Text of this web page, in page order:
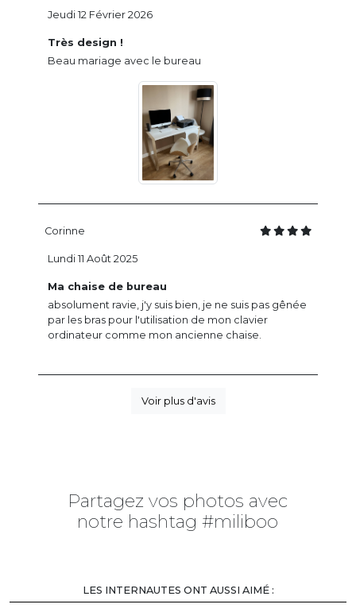
Très design !
Beau mariage avec le bureau
Jeudi 12 Février 2026
Corinne
Ma chaise de bureau
absolument ravie, j'y suis bien, je ne suis pas gênée
par les bras pour l'utilisation de mon clavier
ordinateur comme mon ancienne chaise.
Lundi 11 Août 2025
Voir plus d'avis
Partagez vos photos avec
notre hashtag #miliboo
LES INTERNAUTES ONT AUSSI AIMÉ :